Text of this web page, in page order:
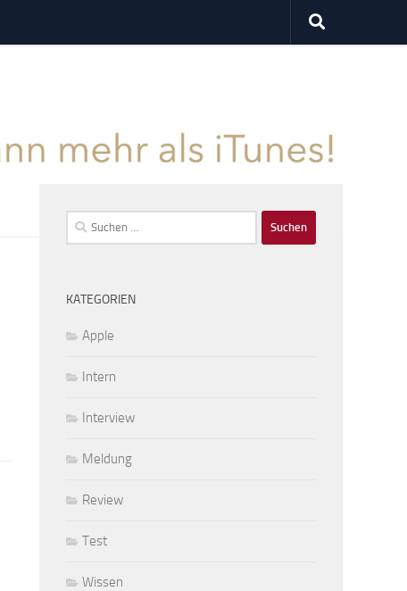
Suchen
nach:
KATEGORIEN
Apple
Intern
Interview
Meldung
Review
Test
Wissen